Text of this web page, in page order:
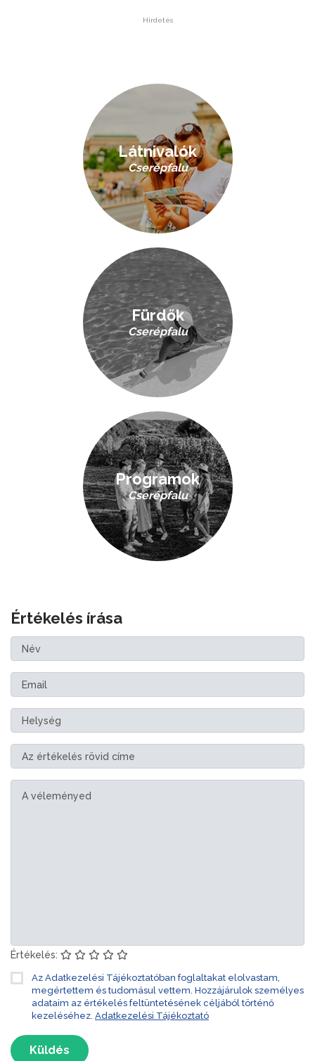
Hirdetés
Látnivalók
Cserépfalu
Fürdők
Cserépfalu
Programok
Cserépfalu
Értékelés írása
Értékelés:
Az Adatkezelési Tájékoztatóban foglaltakat elolvastam,
megértettem és tudomásul vettem. Hozzájárulok személyes
adataim az értékelés feltüntetésének céljából történő
kezeléséhez. Adatkezelési Tájékoztató
Küldés